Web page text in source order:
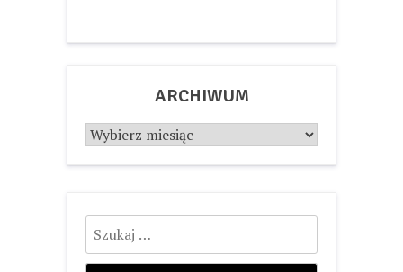
ARCHIWUM
Archiwum
Szukaj: